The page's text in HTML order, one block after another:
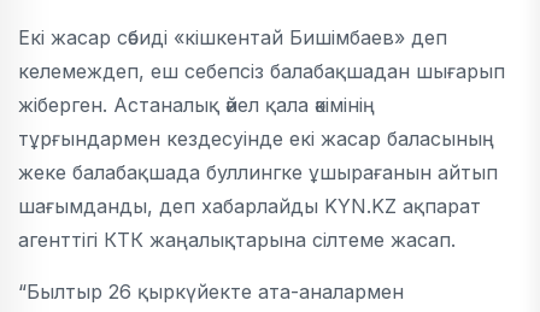
Екі жасар сәбиді «кішкентай Бишімбаев» деп
келемеждеп, еш себепсіз балабақшадан шығарып
жіберген. Астаналық әйел қала әкімінің
тұрғындармен кездесуінде екі жасар баласының
жеке балабақшада буллингке ұшырағанын айтып
шағымданды, деп хабарлайды KYN.KZ ақпарат
агенттігі КТК жаңалықтарына сілтеме жасап.
“Былтыр 26 қыркүйекте ата-аналармен